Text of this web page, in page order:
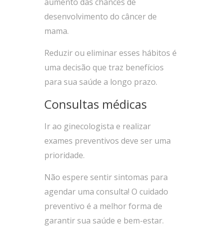
desenvolvimento do câncer de
mama.
Reduzir ou eliminar esses hábitos é
uma decisão que traz benefícios
para sua saúde a longo prazo.
Consultas médicas
Ir ao ginecologista e realizar
exames preventivos deve ser uma
prioridade.
Não espere sentir sintomas para
agendar uma consulta! O cuidado
preventivo é a melhor forma de
garantir sua saúde e bem-estar.